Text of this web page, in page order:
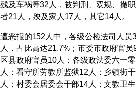
残及车祸等32人，被判刑、双规、撤
者21人，殃及家人17人，其它14人。
遭恶报的152人中，各级公检法司人员
人，占比高达21.7%；市委市政府官员
区县政府官员10人；各级政法委六一
人；看守所劳教所监狱12人；乡镇街
人；村委会居委会干部14人；文教卫